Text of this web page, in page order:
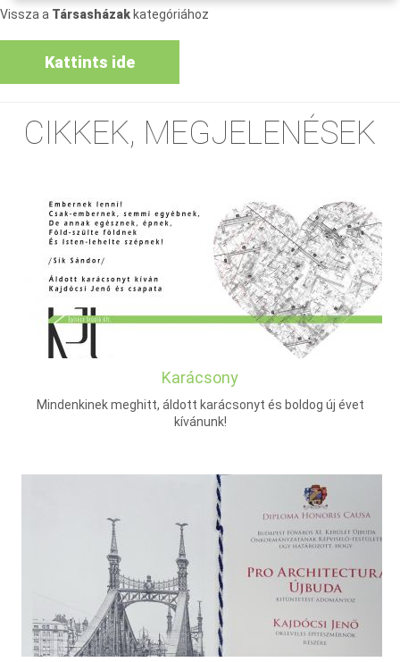
Vissza a Társasházak kategóriához
Kattints ide
CIKKEK, MEGJELENÉSEK
Karácsony
Mindenkinek meghitt, áldott karácsonyt és boldog új évet
kívánunk!